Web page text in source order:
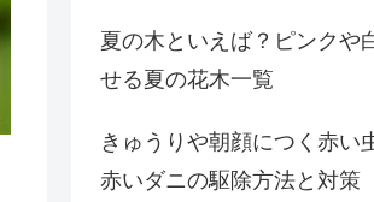
夏の木といえば？ピンクや
せる夏の花木一覧
きゅうりや朝顔につく赤い
赤いダニの駆除方法と対策